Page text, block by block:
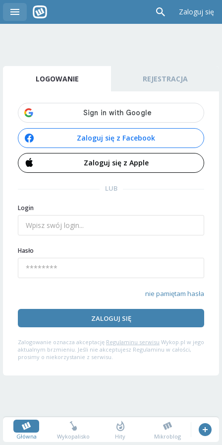
Zaloguj się
LOGOWANIE REJESTRACJA
Zaloguj się z Facebook
Zaloguj się z Apple
LUB
Login
Hasło
nie pamiętam hasła
ZALOGUJ SIĘ
Zalogowanie oznacza akceptację Regulaminu serwisu Wykop.pl w jego
aktualnym brzmieniu. Jeśli nie akceptujesz Regulaminu w całości,
prosimy o niekorzystanie z serwisu.
Główna Wykopalisko Hity Mikroblog